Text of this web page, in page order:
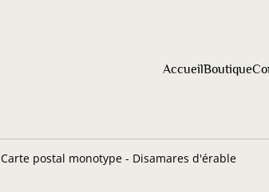
AccueilBoutique
Carte postal monotype - Disamares d'érable